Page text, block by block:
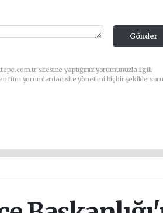
Gönder
sitesine yaptığınız yorumunuzla ilgili
tüm yorumlardan site yönetimi hiçbir şekilde